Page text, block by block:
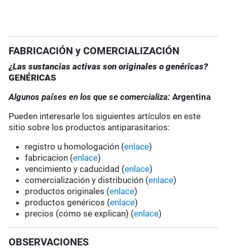
FABRICACIÓN y COMERCIALIZACIÓN
¿Las sustancias activas son originales o genéricas?
GENÉRICAS
Algunos países en los que se comercializa:Argentina
Pueden interesarle los siguientes artículos en este
sitio sobre los productos antiparasitarios:
registro u homologación (enlace)
fabricacion (enlace)
vencimiento y caducidad (enlace)
comercialización y distribución (enlace)
productos originales (enlace)
productos genéricos (enlace)
precios (cómo se explican) (enlace)
OBSERVACIONES